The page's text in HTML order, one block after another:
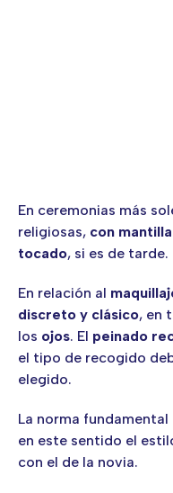
En ceremonias más
religiosas, con mantilla
tocado, si es de tarde.
En relación al
discreto y clásico, en
los ojos. El peinado
el tipo de recogido
elegido.
La norma fundamental
en este sentido el
con el de la novia.